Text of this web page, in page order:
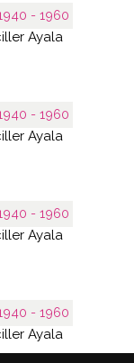
1940 - 1960
Ayala
1940 - 1960
Ayala
1940 - 1960
Ayala
1940 - 1960
Ayala